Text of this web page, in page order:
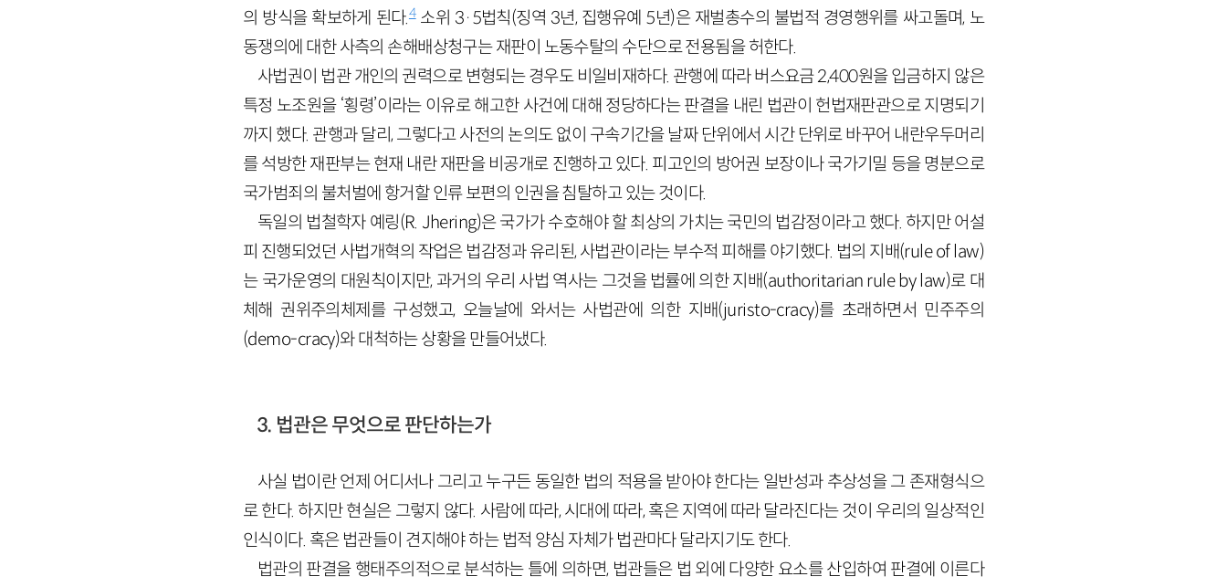
의 방식을 확보하게 된다.4소위 3·5법칙(징역 3년, 집행유예 5년)은 재벌총수의 불법적 경영행위를 싸고돌며, 노
동쟁의에 대한 사측의 손해배상청구는 재판이 노동수탈의 수단으로 전용됨을 허한다.
사법권이 법관 개인의 권력으로 변형되는 경우도 비일비재하다. 관행에 따라 버스요금 2,400원을 입금하지 않은
특정 노조원을 ‘횡령’이라는 이유로 해고한 사건에 대해 정당하다는 판결을 내린 법관이 헌법재판관으로 지명되기
까지 했다. 관행과 달리, 그렇다고 사전의 논의도 없이 구속기간을 날짜 단위에서 시간 단위로 바꾸어 내란우두머리
를 석방한 재판부는 현재 내란 재판을 비공개로 진행하고 있다. 피고인의 방어권 보장이나 국가기밀 등을 명분으로
국가범죄의 불처벌에 항거할 인류 보편의 인권을 침탈하고 있는 것이다.
독일의 법철학자 예링(R. Jhering)은 국가가 수호해야 할 최상의 가치는 국민의 법감정이라고 했다. 하지만 어설
피 진행되었던 사법개혁의 작업은 법감정과 유리된, 사법관이라는 부수적 피해를 야기했다. 법의 지배(rule of law)
는 국가운영의 대원칙이지만, 과거의 우리 사법 역사는 그것을 법률에 의한 지배(authoritarian rule by law)로 대
체해 권위주의체제를 구성했고, 오늘날에 와서는 사법관에 의한 지배(juristo-cracy)를 초래하면서 민주주의
(demo-cracy)와 대척하는 상황을 만들어냈다.
3. 법관은 무엇으로 판단하는가
사실 법이란 언제 어디서나 그리고 누구든 동일한 법의 적용을 받아야 한다는 일반성과 추상성을 그 존재형식으
로 한다. 하지만 현실은 그렇지 않다. 사람에 따라, 시대에 따라, 혹은 지역에 따라 달라진다는 것이 우리의 일상적인
인식이다. 혹은 법관들이 견지해야 하는 법적 양심 자체가 법관마다 달라지기도 한다.
법관의 판결을 행태주의적으로 분석하는 틀에 의하면, 법관들은 법 외에 다양한 요소를 산입하여 판결에 이른다